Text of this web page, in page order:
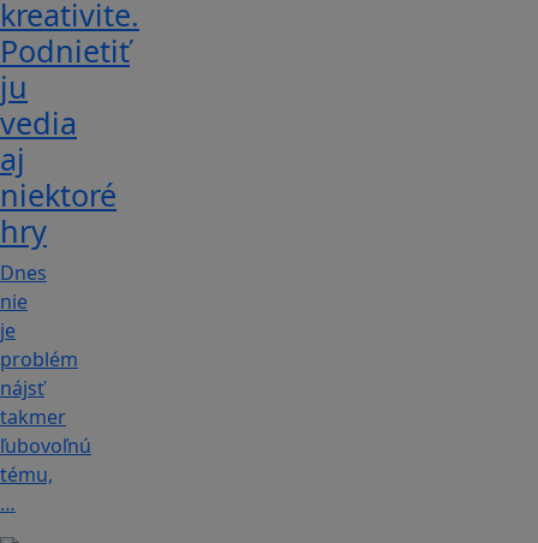
kreativite.
Podnietiť
ju
vedia
aj
niektoré
hry
Dnes
nie
je
problém
nájsť
takmer
ľubovoľnú
tému,
…